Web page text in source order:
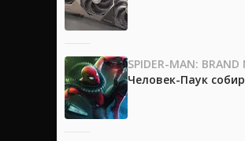
SPIDER-MAN: BRAND
Человек-Паук